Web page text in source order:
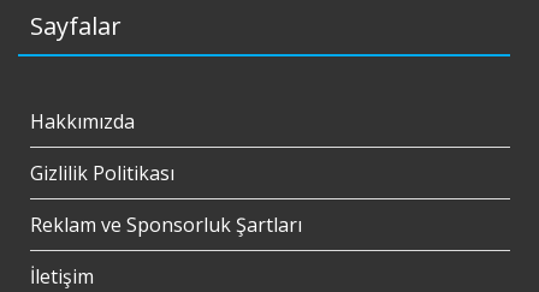
Sayfalar
Hakkımızda
Gizlilik Politikası
Reklam ve Sponsorluk Şartları
İletişim